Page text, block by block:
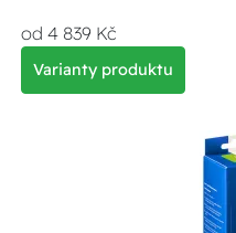
od 4 839 Kč
Varianty produktu